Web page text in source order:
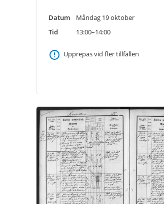
Datum
Måndag 19 oktober
Tid
13:00–14:00
Upprepas vid fler tillfällen